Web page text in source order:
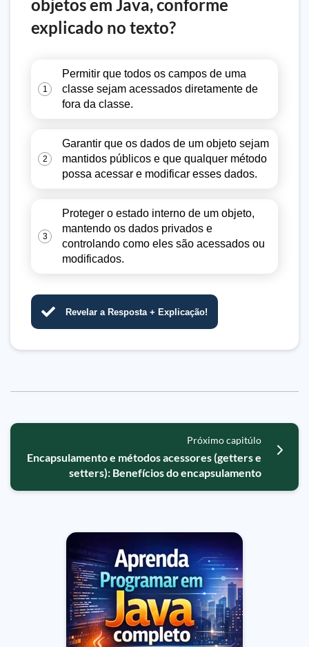
objetos em Java, conforme
explicado no texto?
1
Permitir que todos os campos de uma
classe sejam acessados diretamente de
fora da classe.
2
Garantir que os dados de um objeto sejam
mantidos públicos e que qualquer método
possa acessar e modificar esses dados.
3
Proteger o estado interno de um objeto,
mantendo os dados privados e
controlando como eles são acessados ou
modificados.
Revelar a Resposta + Explicação!
Próximo capitúlo
Encapsulamento e métodos acessores (getters e
setters): Benefícios do encapsulamento